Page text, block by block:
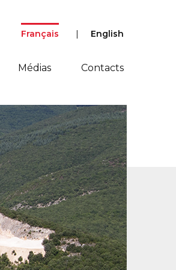
Français English
Médias Contacts